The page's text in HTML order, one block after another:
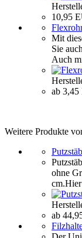
10,95
Mit
Sie
Auch
ab
Weitere Produkte
ohne
ab